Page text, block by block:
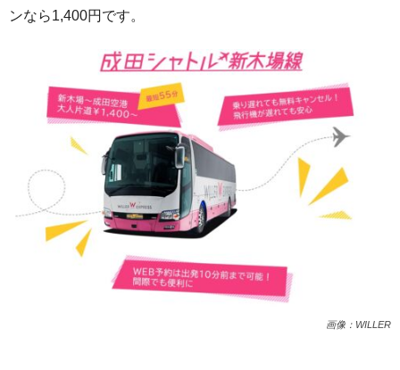
ンなら1,400円です。
画像：WILLER